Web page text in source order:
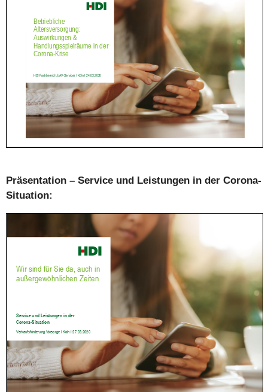
Präsentation – Service und Leistungen in der Corona-
Situation: